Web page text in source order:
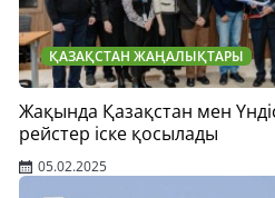
ҚАЗАҚСТАН ЖАҢАЛЫҚТАРЫ
​Жақында Қазақстан мен
рейстер іске қосылады
05.02.2025